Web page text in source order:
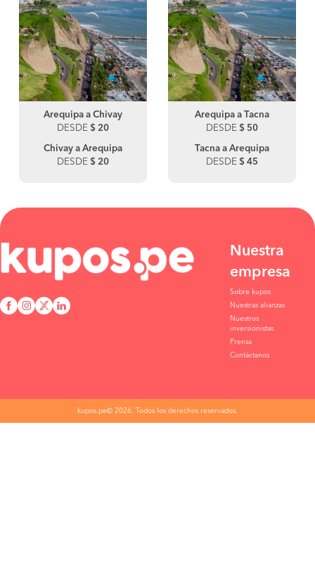
Arequipa a Chivay
DESDE $ 20
Chivay a Arequipa
DESDE $ 20
Arequipa a Tacna
DESDE $ 50
Tacna a Arequipa
DESDE $ 45
Nuestra
empresa
Sobre kupos
Nuestras alianzas
Nuestros
inversionistas
Prensa
Contáctanos
kupos.pe© 2026. Todos los derechos reservados.